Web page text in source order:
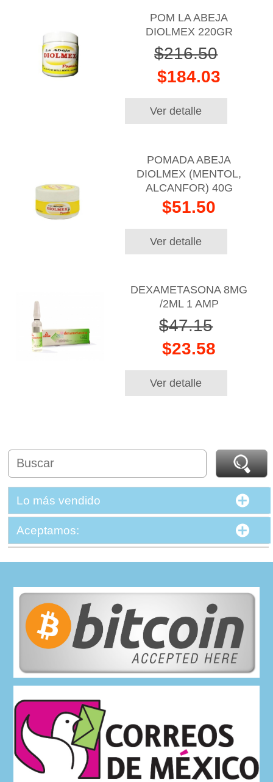
POM LA ABEJA
DIOLMEX 220GR
$216.50
$184.03
Ver detalle
POMADA ABEJA
DIOLMEX (MENTOL,
ALCANFOR) 40G
$51.50
Ver detalle
DEXAMETASONA 8MG
/2ML 1 AMP
$47.15
$23.58
Ver detalle
Lo más vendido
Aceptamos: